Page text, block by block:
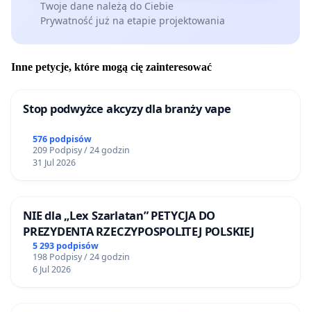
Twoje dane należą do Ciebie
Prywatność już na etapie projektowania
Inne petycje, które mogą cię zainteresować
Stop podwyżce akcyzy dla branży vape
576 podpisów
209 Podpisy / 24 godzin
31 Jul 2026
NIE dla „Lex Szarlatan” PETYCJA DO
PREZYDENTA RZECZYPOSPOLITEJ POLSKIEJ
5 293 podpisów
198 Podpisy / 24 godzin
6 Jul 2026